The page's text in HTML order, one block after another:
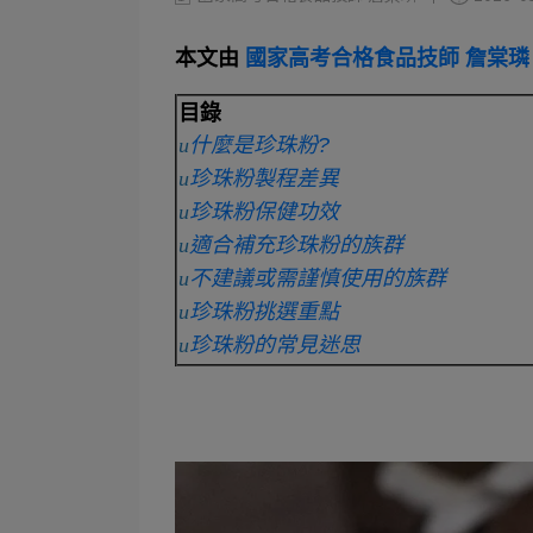
本文由 國家高考合格食品技師 詹棠璘
目錄
u什麼是珍珠粉?
u珍珠粉製程差異
u珍珠粉保健功效
u適合補充珍珠粉的族群
u不建議或需謹慎使用的族群
u珍珠粉挑選重點
u珍珠粉的常見迷思